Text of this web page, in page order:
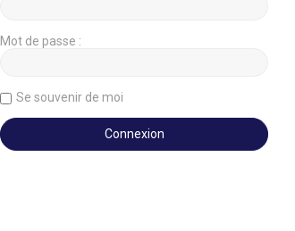
Mot de passe :
Se souvenir de moi